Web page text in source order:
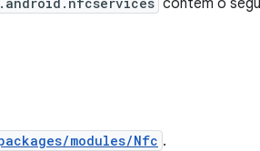
modules/Nfc .